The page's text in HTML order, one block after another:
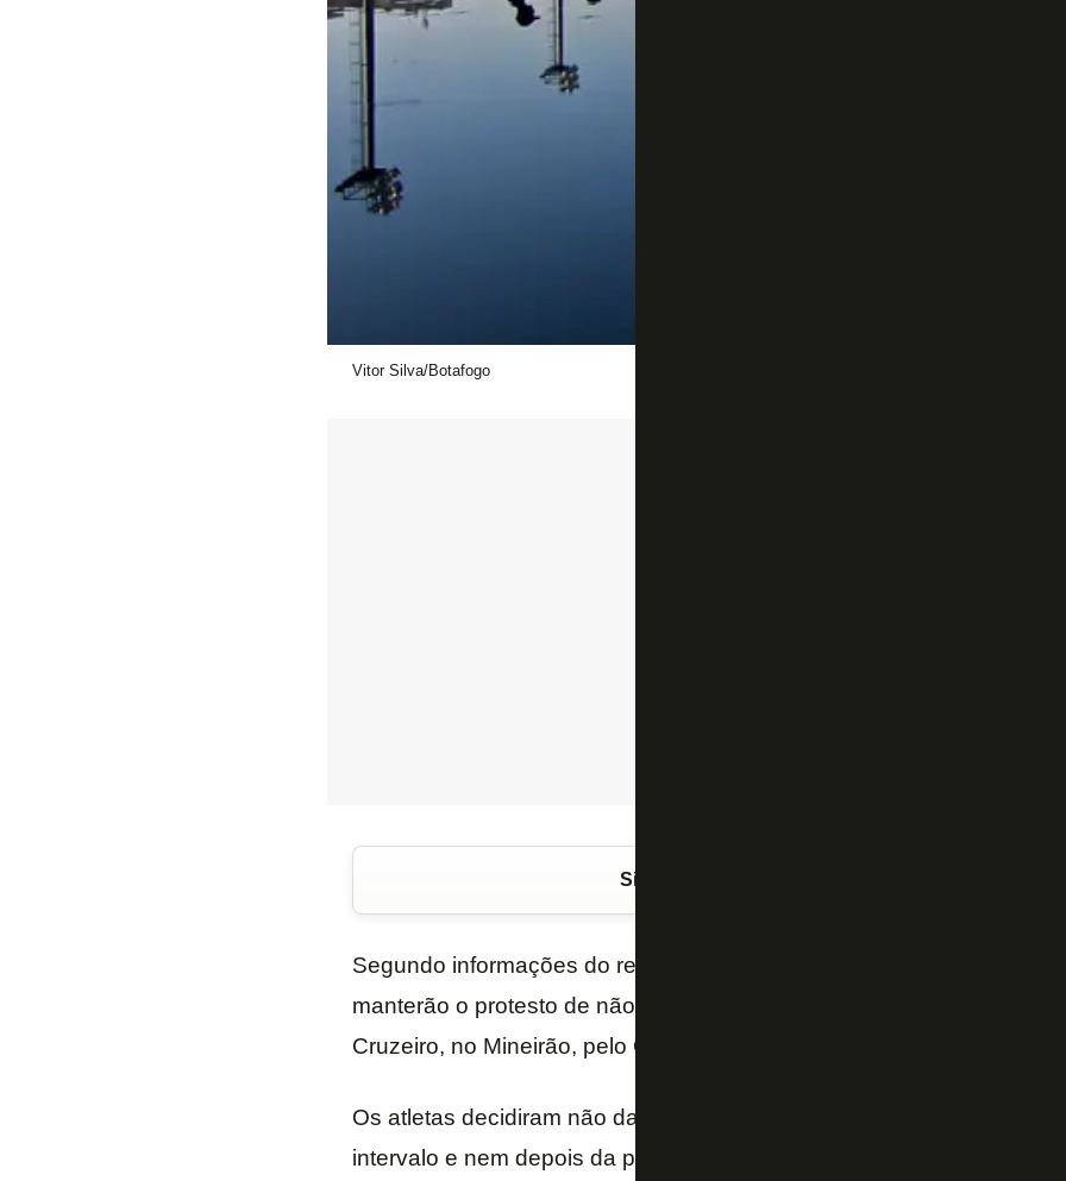
Vitor Silva/Botafogo
Siga o FogãoNET
Segundo informações do repórter Fábio Juppa, do Premiere, os
manterão o protesto de não falar com a imprensa no jogo de logo
Cruzeiro, no Mineirão, pelo Campeonato Brasileiro.
Os atletas decidiram não dar declarações nem na chegada ao
intervalo e nem depois da partida, idependentemente do resultado.